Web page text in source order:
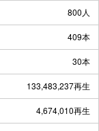
800人
409本
30本
133,483,237再生
4,674,010再生